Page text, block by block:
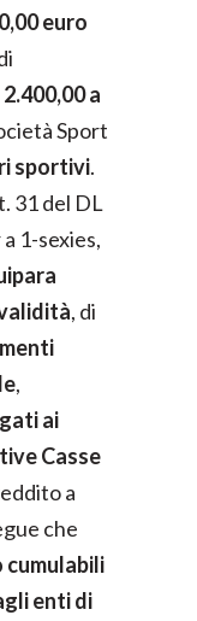
euro
a
Sport
sportivi.
31 del DL
1-sexies,
, di
,
ai
Casse
a
che
enti di